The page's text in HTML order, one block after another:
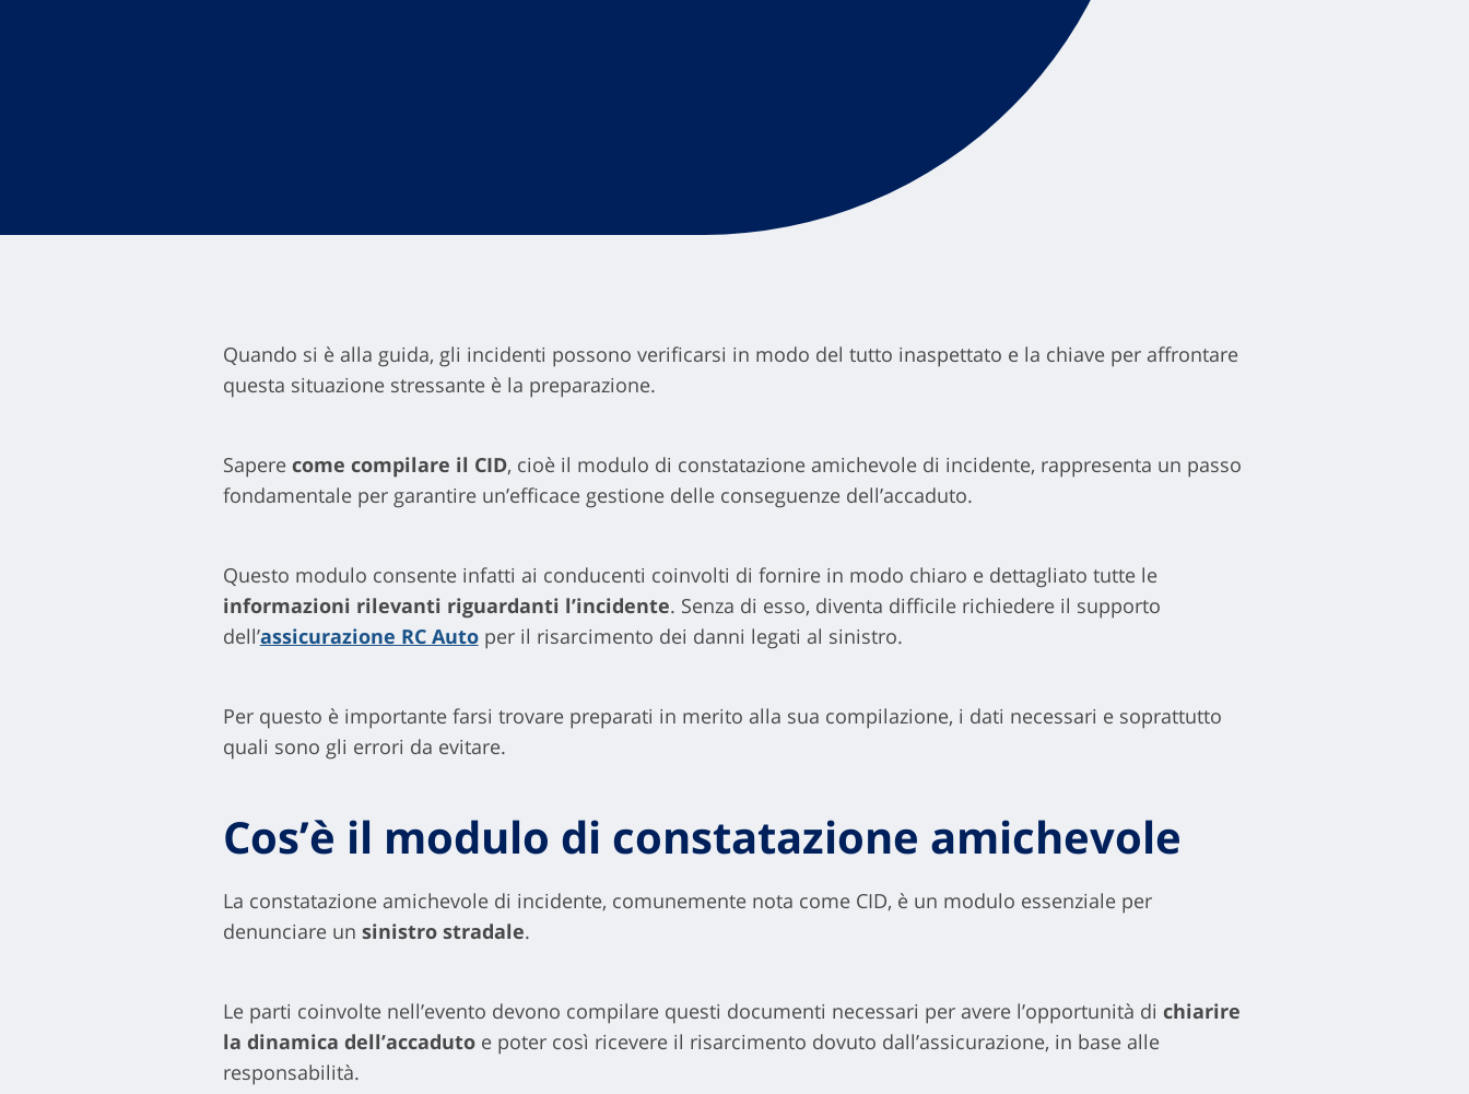
Quando si è alla guida, gli incidenti possono verificarsi in modo del tutto inaspettato e la chiave per affrontare
questa situazione stressante è la preparazione.
Saperecome compilare il CID, cioè il modulo di constatazione amichevole di incidente, rappresenta un passo
fondamentale per garantire un’efficace gestione delle conseguenze dell’accaduto.
Questo modulo consente infatti ai conducenti coinvolti di fornire in modo chiaro e dettagliato tutte le
informazioni rilevanti riguardanti l’incidente. Senza di esso, diventa difficile richiedere il supporto
dell’assicurazione RC Autoper il risarcimento dei danni legati al sinistro.
Per questo è importante farsi trovare preparati in merito alla sua compilazione, i dati necessari e soprattutto
quali sono gli errori da evitare.
Cos’è il modulo di constatazione amichevole
La constatazione amichevole di incidente, comunemente nota come CID, è un modulo essenziale per
denunciare un sinistro stradale.
Le parti coinvolte nell’evento devono compilare questi documenti necessari per avere l’opportunità di chiarire
la dinamica dell’accadutoe poter così ricevere il risarcimento dovuto dall’assicurazione, in base alle
responsabilità.